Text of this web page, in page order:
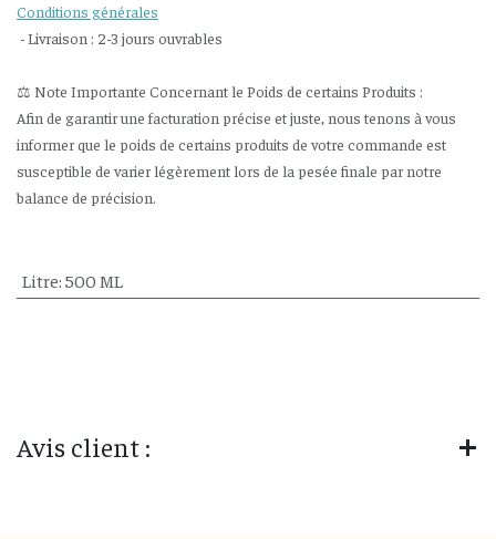
Conditions générales
- Livraison : 2-3 jours ouvrables
⚖️ Note Importante Concernant le Poids de certains Produits :
Afin de garantir une facturation précise et juste, nous tenons à vous
informer que le poids de certains produits de votre commande est
susceptible de varier légèrement lors de la pesée finale par notre
balance de précision.
Litre: 500 ML
Avis client :